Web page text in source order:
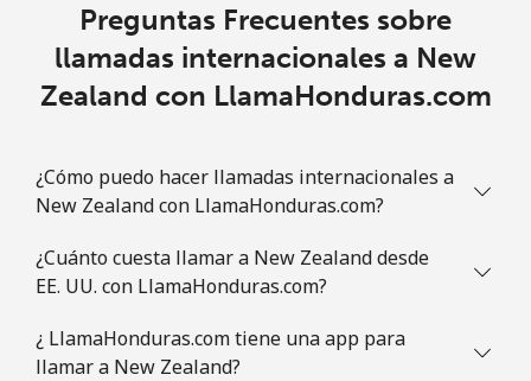
Preguntas Frecuentes sobre
llamadas internacionales a New
Zealand con LlamaHonduras.com
¿Cómo puedo hacer llamadas internacionales a
New Zealand con LlamaHonduras.com?
¿Cuánto cuesta llamar a New Zealand desde
EE. UU. con LlamaHonduras.com?
¿ LlamaHonduras.com tiene una app para
llamar a New Zealand?